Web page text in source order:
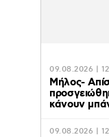
09.08.2026 |
Μήλος-
κάνουν
09.08.2026 |